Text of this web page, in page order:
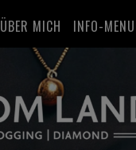
ÜBER MICH INFO-